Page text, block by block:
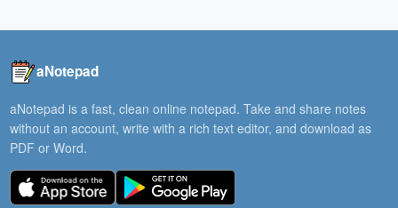
aNotepad
aNotepad is a fast, clean online notepad. Take and share notes
without an account, write with a rich text editor, and download as
PDF or Word.